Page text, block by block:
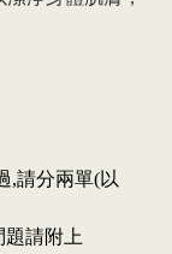
,請分兩單(以
請附上